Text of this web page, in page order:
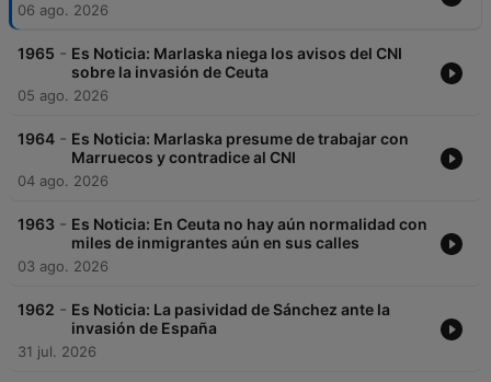
06 ago. 2026
1965 - Es Noticia: Marlaska niega los avisos del CNI
sobre la invasión de Ceuta
05 ago. 2026
1964 - Es Noticia: Marlaska presume de trabajar con
Marruecos y contradice al CNI
04 ago. 2026
1963 - Es Noticia: En Ceuta no hay aún normalidad con
miles de inmigrantes aún en sus calles
03 ago. 2026
1962 - Es Noticia: La pasividad de Sánchez ante la
invasión de España
31 jul. 2026